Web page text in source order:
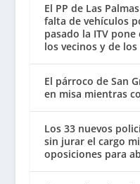
El PP de Las
falta de vehículos
pasado la ITV
los vecinos y de
El párroco de San
en misa mientras
Los 33 nuevos
sin jurar el cargo
oposiciones para